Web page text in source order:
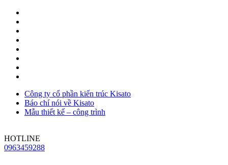
Công ty cổ phần kiến trúc Kisato
Báo chí nói về Kisato
Mẫu thiết kế – công trình
HOTLINE
0963459288